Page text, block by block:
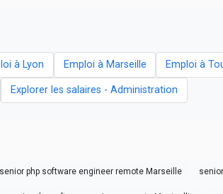
à Lyon Emploi à Marseille Emploi à
Explorer les salaires - Administration
senior php software engineer remote Marseille